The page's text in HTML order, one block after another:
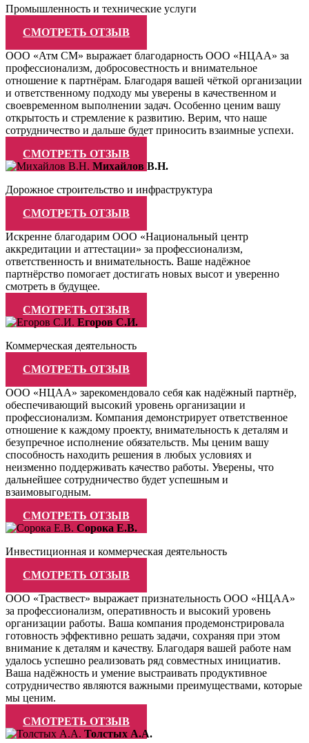
Промышленность и технические услуги
СМОТРЕТЬ ОТЗЫВ
ООО «Атм СМ» выражает благодарность ООО «НЦАА» за
профессионализм, добросовестность и внимательное
отношение к партнёрам. Благодаря вашей чёткой организации
и ответственному подходу мы уверены в качественном и
своевременном выполнении задач. Особенно ценим вашу
открытость и стремление к развитию. Верим, что наше
сотрудничество и дальше будет приносить взаимные успехи.
СМОТРЕТЬ ОТЗЫВ
Михайлов В.Н.
Дорожное строительство и инфраструктура
СМОТРЕТЬ ОТЗЫВ
Искренне благодарим ООО «Национальный центр
аккредитации и аттестации» за профессионализм,
ответственность и внимательность. Ваше надёжное
партнёрство помогает достигать новых высот и уверенно
смотреть в будущее.
СМОТРЕТЬ ОТЗЫВ
Егоров С.И.
Коммерческая деятельность
СМОТРЕТЬ ОТЗЫВ
ООО «НЦАА» зарекомендовало себя как надёжный партнёр,
обеспечивающий высокий уровень организации и
профессионализм. Компания демонстрирует ответственное
отношение к каждому проекту, внимательность к деталям и
безупречное исполнение обязательств. Мы ценим вашу
способность находить решения в любых условиях и
неизменно поддерживать качество работы. Уверены, что
дальнейшее сотрудничество будет успешным и
взаимовыгодным.
СМОТРЕТЬ ОТЗЫВ
Сорока Е.В.
Инвестиционная и коммерческая деятельность
СМОТРЕТЬ ОТЗЫВ
ООО «Траствест» выражает признательность ООО «НЦАА»
за профессионализм, оперативность и высокий уровень
организации работы. Ваша компания продемонстрировала
готовность эффективно решать задачи, сохраняя при этом
внимание к деталям и качеству. Благодаря вашей работе нам
удалось успешно реализовать ряд совместных инициатив.
Ваша надёжность и умение выстраивать продуктивное
сотрудничество являются важными преимуществами, которые
мы ценим.
СМОТРЕТЬ ОТЗЫВ
Толстых А.А.